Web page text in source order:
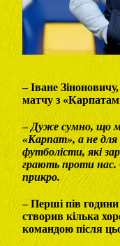
– Іване
матчу з
–Дуже сумно, що
«Карпат», а не
футболісти, які
грають проти нас.
прикро.
– Перші пів
створив кілька
командою після